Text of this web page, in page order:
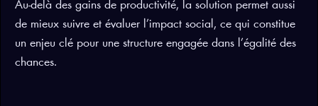
Au-delà des gains de productivité, la solution permet aussi
de mieux suivre et évaluer l’impact social, ce qui constitue
un enjeu clé pour une structure engagée dans l’égalité des
chances.